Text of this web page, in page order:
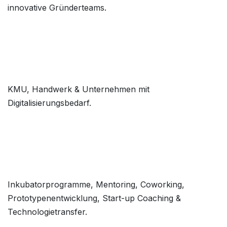
innovative Gründerteams.
KMU, Handwerk & Unternehmen mit
Digitalisierungsbedarf.
Inkubatorprogramme, Mentoring, Coworking,
Prototypenentwicklung, Start-up Coaching &
Technologietransfer.